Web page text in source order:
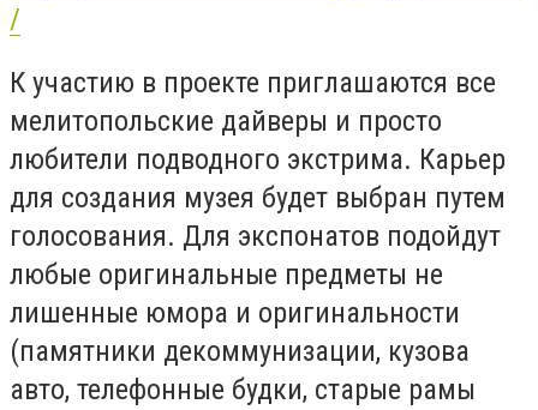
/
К участию в проекте приглашаются все
мелитопольские дайверы и просто
любители подводного экстрима. Карьер
для создания музея будет выбран путем
голосования. Для экспонатов подойдут
любые оригинальные предметы не
лишенные юмора и оригинальности
(памятники декоммунизации, кузова
авто, телефонные будки, старые рамы